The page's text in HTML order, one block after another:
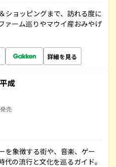
ショッピングまで、訪れる度に
ァーム巡りやマウイ産おみやげ
詳細を見る
成
売
を象徴する街や、音楽、ゲー
の流行と文化を巡るガイド。